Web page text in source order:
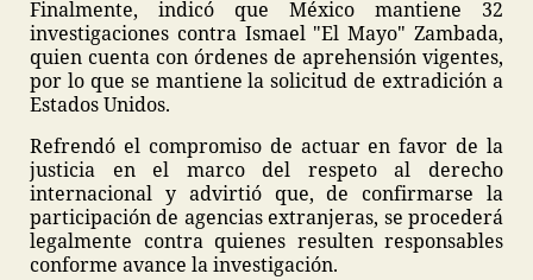
Finalmente, indicó que México mantiene 32
investigaciones contra Ismael "El Mayo" Zambada,
quien cuenta con órdenes de aprehensión vigentes,
por lo que se mantiene la solicitud de extradición a
Estados Unidos.
Refrendó el compromiso de actuar en favor de la
justicia en el marco del respeto al derecho
internacional y advirtió que, de confirmarse la
participación de agencias extranjeras, se procederá
legalmente contra quienes resulten responsables
conforme avance la investigación.